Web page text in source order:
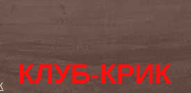
КЛУБ-КРИК